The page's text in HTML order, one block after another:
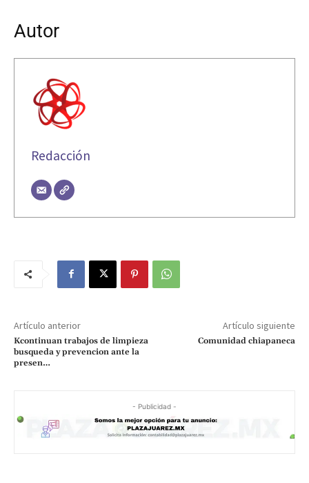
Autor
Redacción
Artículo anterior
Kcontinuan trabajos de limpieza
busqueda y prevencion ante la
presen…
Artículo siguiente
Comunidad chiapaneca
- Publicidad -